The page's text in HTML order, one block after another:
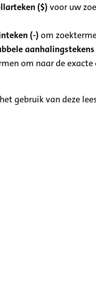
($) voor uw
(-) om
om naar de
gebruik van deze